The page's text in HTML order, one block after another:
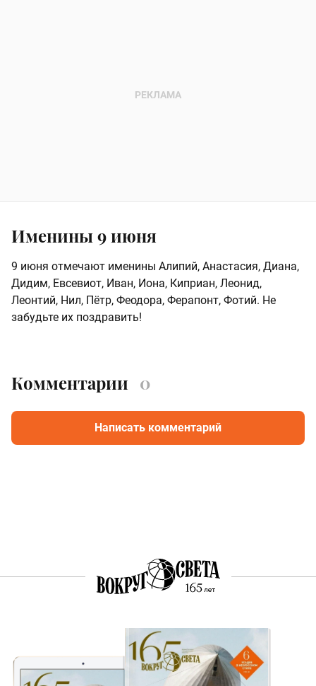
Именины 9 июня
9 июня отмечают именины Алипий, Анастасия, Диана,
Дидим, Евсевиот, Иван, Иона, Киприан, Леонид,
Леонтий, Нил, Пётр, Феодора, Ферапонт, Фотий. Не
забудьте их поздравить!
Комментарии 0
Написать комментарий